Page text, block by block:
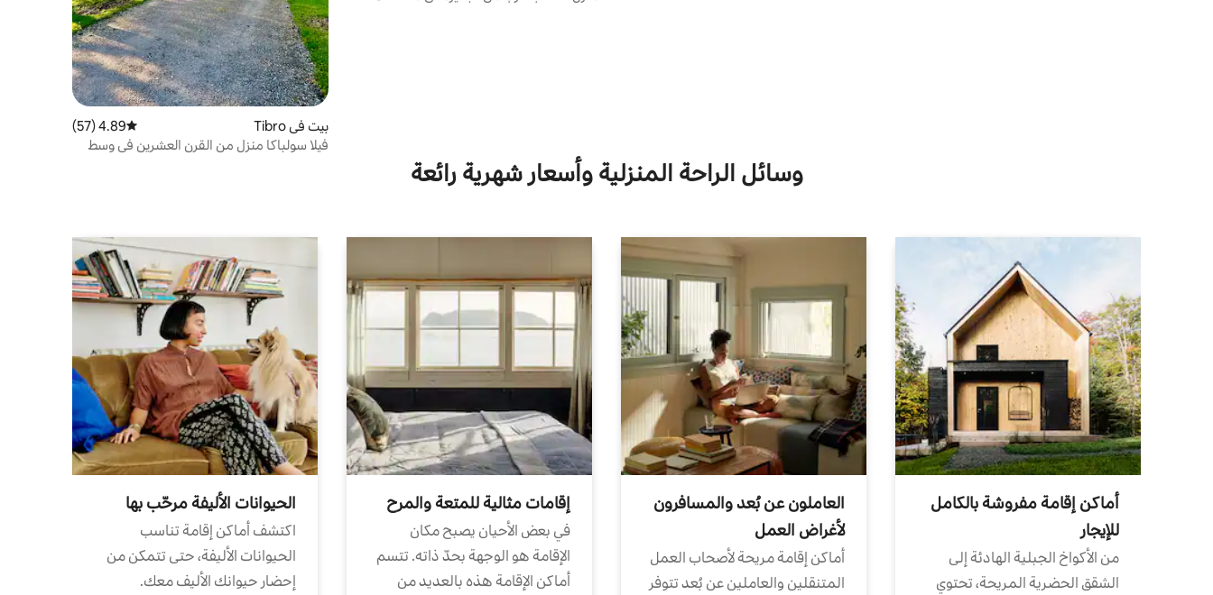
بيت في Tibro متوسط التقييم 4.89 من 5، 57 مراجعات
4.89 (57)
فيلا سولباكا منزل من القرن العشرين في وسط
وسائل الراحة المنزلية وأسعار شهرية رائعة
أماكن إقامة مفروشة بالكامل
للإيجار
من الأكواخ الجبلية الهادئة إلى
الشقق الحضرية المريحة، تحتوي
العاملون عن بُعد والمسافرون
لأغراض العمل
أماكن إقامة مريحة لأصحاب العمل
المتنقلين والعاملين عن بُعد تتوفر
إقامات مثالية للمتعة والمرح
في بعض الأحيان يصبح مكان
الإقامة هو الوجهة بحدّ ذاته. تتسم
أماكن الإقامة هذه بالعديد من
الحيوانات الأليفة مرحّب بها
اكتشف أماكن إقامة تناسب
الحيوانات الأليفة، حتى تتمكن من
إحضار حيوانك الأليف معك.